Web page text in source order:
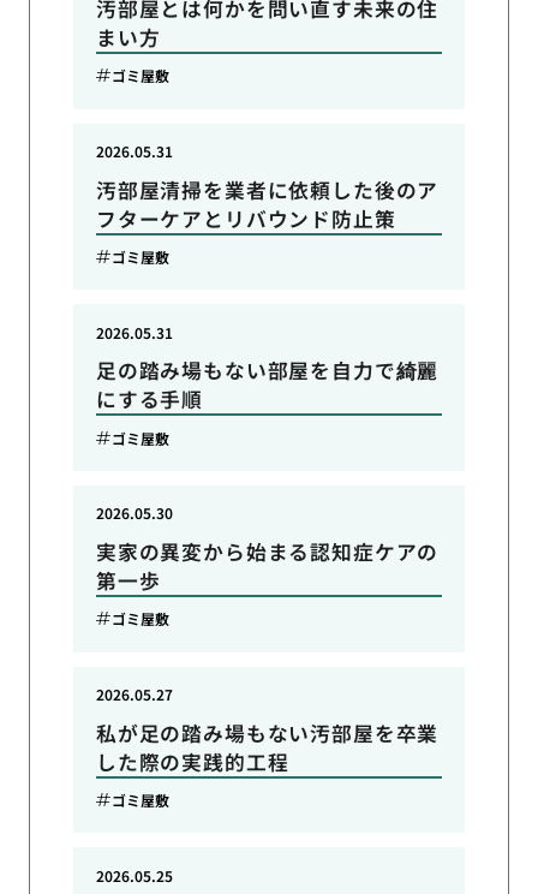
汚部屋とは何かを問い直す未来の住
まい方
ゴミ屋敷
汚部屋清掃を業者に依頼した後のア
フターケアとリバウンド防止策
2026.05.31
ゴミ屋敷
足の踏み場もない部屋を自力で綺麗
にする手順
2026.05.31
ゴミ屋敷
実家の異変から始まる認知症ケアの
第一歩
2026.05.30
ゴミ屋敷
私が足の踏み場もない汚部屋を卒業
した際の実践的工程
2026.05.27
ゴミ屋敷
2026.05.25